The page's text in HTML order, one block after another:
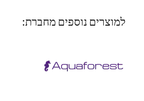
למוצרים נוספים מחברת: